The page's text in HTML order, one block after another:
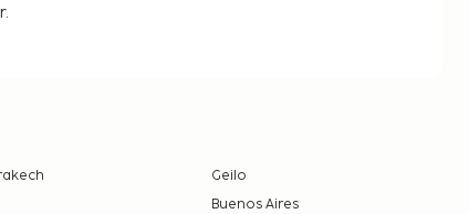
Geilo
Buenos Aires